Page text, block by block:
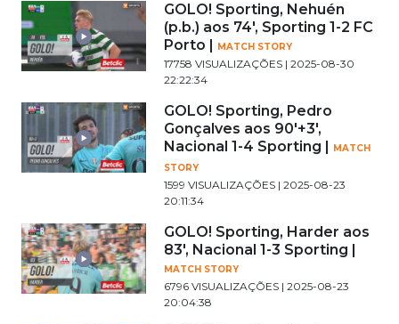
GOLO! Sporting, Nehuén
(p.b.) aos 74', Sporting 1-2 FC
Porto |
MATCH STORY
17758 VISUALIZAÇÕES | 2025-08-30
22:22:34
GOLO! Sporting, Pedro
Gonçalves aos 90'+3',
Nacional 1-4 Sporting |
MATCH
STORY
1599 VISUALIZAÇÕES | 2025-08-23
20:11:34
GOLO! Sporting, Harder aos
83', Nacional 1-3 Sporting |
MATCH STORY
6796 VISUALIZAÇÕES | 2025-08-23
20:04:38